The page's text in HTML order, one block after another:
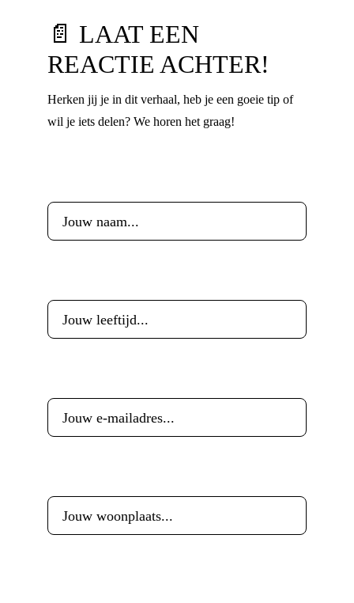
📄 LAAT EEN
REACTIE ACHTER!
Herken jij je in dit verhaal, heb je een goeie tip of
wil je iets delen? We horen het graag!